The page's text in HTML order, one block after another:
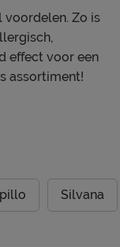
voordelen. Zo is
effect voor een
assortiment!
Silvana